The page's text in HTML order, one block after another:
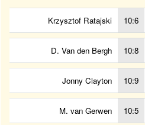
Krzysztof Ratajski 10:6
D. Van den Bergh 10:8
Jonny Clayton 10:9
M. van Gerwen 10:5